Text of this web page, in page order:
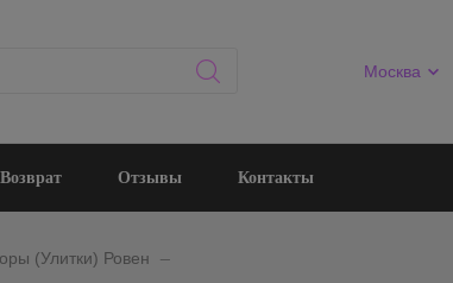
Москва
Возврат Отзывы Контакты
(Улитки) Ровен